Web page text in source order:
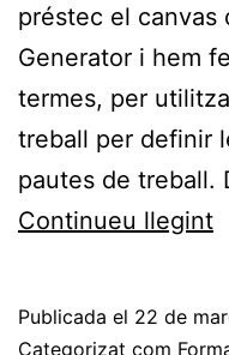
préstec el canvas
Generator i hem
termes, per
treball per definir
pautes de treball.
Continueu llegintUn
Publicada el 22 de
Categorizat com